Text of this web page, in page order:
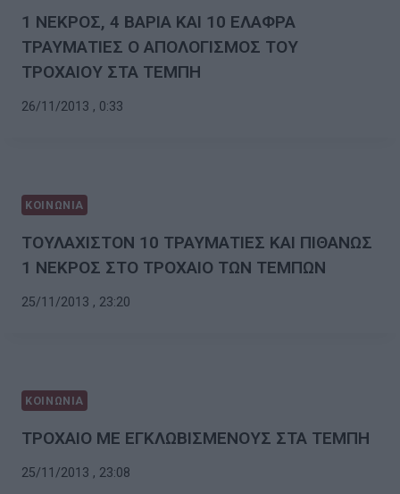
1 ΝΕΚΡΟΣ, 4 ΒΑΡΙΑ ΚΑΙ 10 ΕΛΑΦΡΑ
ΤΡΑΥΜΑΤΙΕΣ Ο ΑΠΟΛΟΓΙΣΜΟΣ ΤΟΥ
ΤΡΟΧΑΙΟΥ ΣΤΑ ΤΕΜΠΗ
26/11/2013 , 0:33
ΚΟΙΝΩΝΙΑ
ΤΟΥΛΑΧΙΣΤΟΝ 10 ΤΡΑΥΜΑΤΙΕΣ ΚΑΙ ΠΙΘΑΝΩΣ
1 ΝΕΚΡΟΣ ΣΤΟ ΤΡΟΧΑΙΟ ΤΩΝ ΤΕΜΠΩΝ
25/11/2013 , 23:20
ΚΟΙΝΩΝΙΑ
ΤΡΟΧΑΙΟ ΜΕ ΕΓΚΛΩΒΙΣΜΕΝΟΥΣ ΣΤΑ ΤΕΜΠΗ
25/11/2013 , 23:08